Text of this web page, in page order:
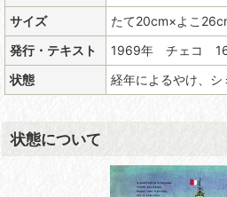
サイズ
たて20cm×よこ
発行・テキスト
1969年 チェコ
状態
経年によるやけ、シ
状態について